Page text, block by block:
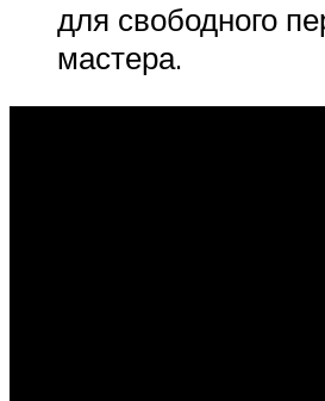
для свободного
мастера.